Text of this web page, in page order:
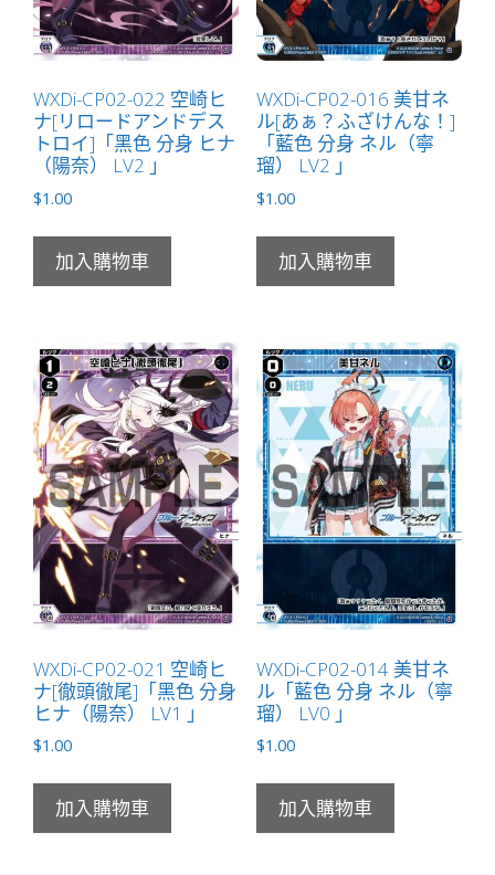
WXDi-CP02-022 空崎ヒ
ナ[リロードアンドデス
トロイ]「黑色 分身 ヒナ
（陽奈） LV2 」
$1.00
加入購物車
WXDi-CP02-016 美甘ネ
ル[あぁ？ふざけんな！]
「藍色 分身 ネル（寧
瑠） LV2 」
$1.00
加入購物車
WXDi-CP02-021 空崎ヒ
ナ[徹頭徹尾]「黑色 分身
ヒナ（陽奈） LV1 」
$1.00
加入購物車
WXDi-CP02-014 美甘ネ
ル「藍色 分身 ネル（寧
瑠） LV0 」
$1.00
加入購物車